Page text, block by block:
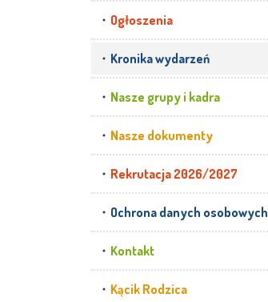
Ogłoszenia
Kronika wydarzeń
Nasze grupy i kadra
Nasze dokumenty
Rekrutacja 2026/2027
Ochrona danych osobowych
Kontakt
Kącik Rodzica